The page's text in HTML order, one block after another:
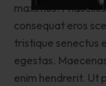
maximus.
consequat eros
tristique senectus
egestas.
enim hendrerit. Ut